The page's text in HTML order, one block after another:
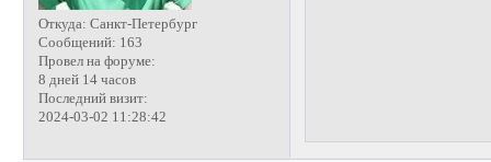
Откуда: Санкт-Петербург
Сообщений: 163
Провел на форуме:
8 дней 14 часов
Последний визит:
2024-03-02 11:28:42